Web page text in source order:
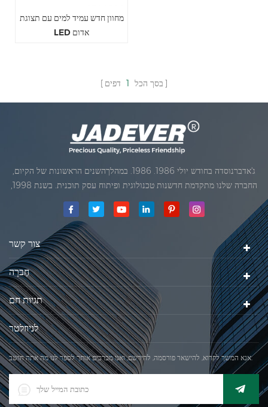
מחוון חדש עמיד למים עם תצוגת
LED אדום
בסך הכל 1 דפים
ג'אדברנוסדה בחודש יולי 1986. 1986. במהלךהשנים הראשונות של הקיום,
החברה שלנו מתקדמת חדשנות טכנולוגית ופיתוח עסק תוכנית. בשנת 1998,
החברה שלנו השיגה את המטרה האיכותי, כאשר הראשון של המוצרים שלנו
ג'אדברסולם ושות 'בע"מהיה
צור קשר
חֶברָה
תגיות חם
לניוזלטר
אנא המשך לקרוא, להישאר פורסמה, להירשם, ואנו מברכים אותך לספר לנו מה אתה חושב.